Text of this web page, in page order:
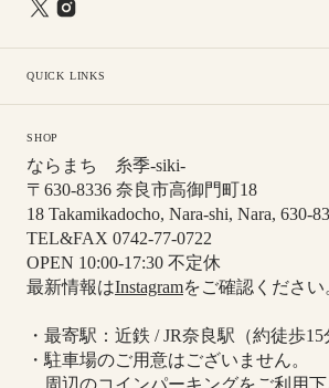
QUICK LINKS
SHOP
ならまち 糸季-siki-
〒630-8336 奈良市高御門町18
18 Takamikadocho, Nara-shi, Nara, 630-
TEL&FAX 0742-77-0722
OPEN 10:00-17:30 不定休
最新情報はInstagramをご確認ください
・最寄駅：近鉄 / JR奈良駅（約徒歩15
・駐車場のご用意はございません。